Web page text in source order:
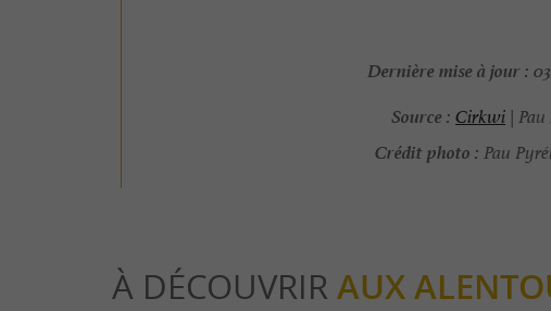
Dernière mise à jour :
Source : Cirkwi| Pau
Crédit photo : Pau
À DÉCOUVRIR AUX